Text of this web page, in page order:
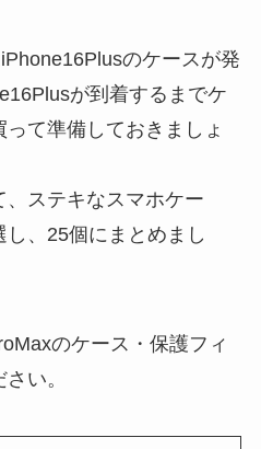
のケースが発
が到着するまでケ
て準備しておきましょ
ステキなスマホケー
、25個にまとめまし
のケース・保護フィ
い。